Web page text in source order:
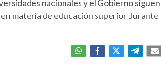
nacionales y el Gobierno siguen
materia de educación superior durante